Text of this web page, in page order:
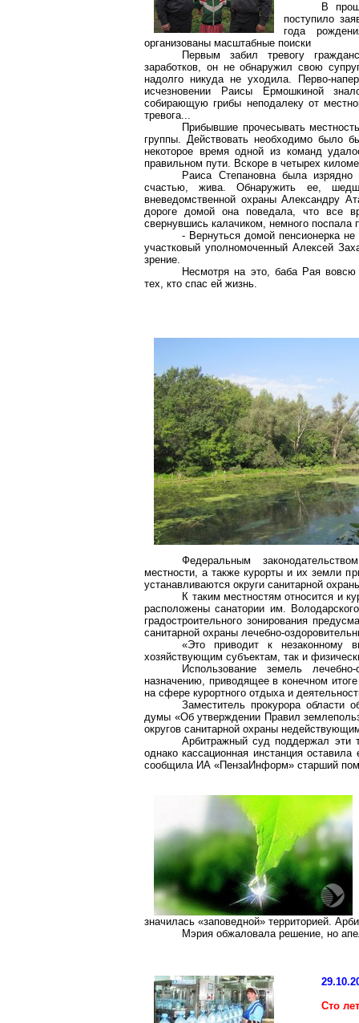
В
поступило
года
организованы масштабные поиски
Первым забил тревогу
заработков, он не обнаружил свою
надолго никуда не уходила. Перво-
исчезновении Раисы Ермошкиной
собирающую грибы неподалеку от
тревога...
Прибывшие прочесывать
группы. Действовать необходимо было
некоторое время одной из команд
правильном пути. Вскоре в четырех
Раиса Степановна была
счастью, жива. Обнаружить ее,
вневедомственной охраны Александру
дороге домой она поведала, что все
свернувшись калачиком, немного поспала
- Вернуться домой пенсионерка
участковый уполномоченный Алексей
зрение.
Несмотря на это, баба Рая вовсю
тех, кто спас ей жизнь.
Федеральным
местности, а также курорты и их земли
устанавливаются округи санитарной
К таким местностям относится и
расположены санатории им.
градостроительного зонирования
санитарной охраны лечебно-
«Это приводит к незаконному
хозяйствующим субъектам, так и
Использование земель
назначению, приводящее в конечном
на сфере курортного отдыха и
Заместитель прокурора области
думы «Об утверждении Правил
округов санитарной охраны
Арбитражный суд поддержал эти
однако кассационная инстанция
сообщила ИА «ПензаИнформ» старший
значилась «заповедной» территорией.
Мэрия обжаловала решение, но
Сто